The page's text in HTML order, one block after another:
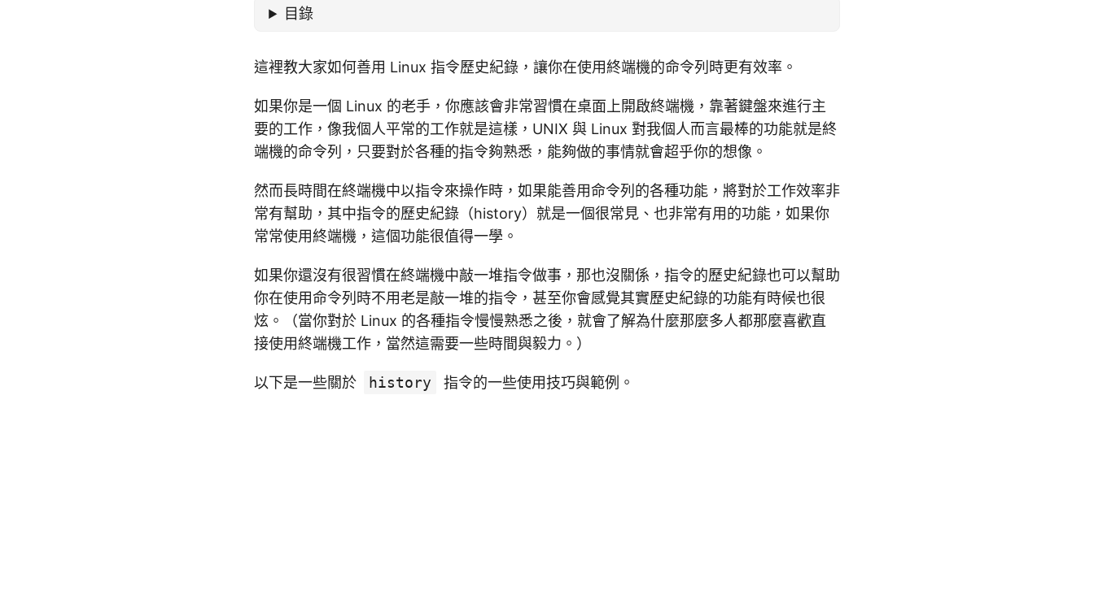
目錄
這裡教大家如何善用 Linux 指令歷史紀錄，讓你在使用終端機的命令列時更有效率。
如果你是一個 Linux 的老手，你應該會非常習慣在桌面上開啟終端機，靠著鍵盤來進行主
要的工作，像我個人平常的工作就是這樣，UNIX 與 Linux 對我個人而言最棒的功能就是終
端機的命令列，只要對於各種的指令夠熟悉，能夠做的事情就會超乎你的想像。
然而長時間在終端機中以指令來操作時，如果能善用命令列的各種功能，將對於工作效率非
常有幫助，其中指令的歷史紀錄（history）就是一個很常見、也非常有用的功能，如果你
常常使用終端機，這個功能很值得一學。
如果你還沒有很習慣在終端機中敲一堆指令做事，那也沒關係，指令的歷史紀錄也可以幫助
你在使用命令列時不用老是敲一堆的指令，甚至你會感覺其實歷史紀錄的功能有時候也很
炫。（當你對於 Linux 的各種指令慢慢熟悉之後，就會了解為什麼那麼多人都那麼喜歡直
接使用終端機工作，當然這需要一些時間與毅力。）
以下是一些關於 history 指令的一些使用技巧與範例。